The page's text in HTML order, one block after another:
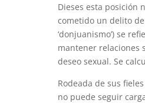
Dieses esta posición
cometido un delito
‘donjuanismo’) se
mantener relaciones
deseo sexual. Se
Rodeada de sus
no puede seguir